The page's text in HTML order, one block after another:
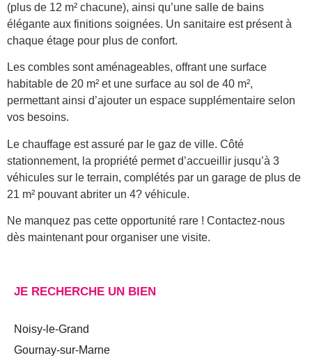
(plus de 12 m² chacune), ainsi qu’une salle de bains
élégante aux finitions soignées. Un sanitaire est présent à
chaque étage pour plus de confort.
Les combles sont aménageables, offrant une surface
habitable de 20 m² et une surface au sol de 40 m²,
permettant ainsi d’ajouter un espace supplémentaire selon
vos besoins.
Le chauffage est assuré par le gaz de ville. Côté
stationnement, la propriété permet d’accueillir jusqu’à 3
véhicules sur le terrain, complétés par un garage de plus de
21 m² pouvant abriter un 4? véhicule.
Ne manquez pas cette opportunité rare ! Contactez-nous
dès maintenant pour organiser une visite.
JE RECHERCHE UN BIEN
Noisy-le-Grand
Gournay-sur-Marne